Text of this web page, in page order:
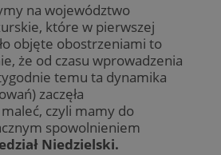
na województwo
które w pierwszej
objęte obostrzeniami to
że od czasu wprowadzenia
temu ta dynamika
zaczęła
czyli mamy do
spowolnieniem
Niedzielski.